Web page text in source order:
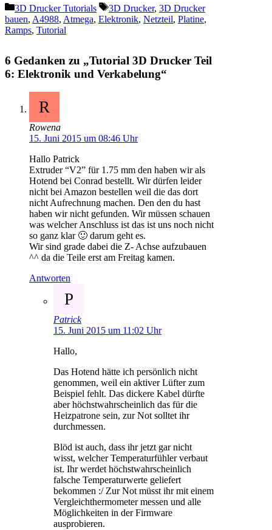
Kategorien
3D Drucker Tutorials Schlagwörter
3D Drucker, 3D Drucker
bauen, A4988, Atmega, Elektronik, Netzteil, Platine,
Ramps, Tutorial
6 Gedanken zu „Tutorial 3D Drucker Teil
6: Elektronik und Verkabelung“
R
Rowena
15. Juni 2015 um 08:46 Uhr
Hallo Patrick
Extruder “V2” für 1.75 mm den haben wir als
Hotend bei Conrad bestellt. Wir dürfen leider
nicht bei Amazon bestellen weil die das dort
nicht Aufrechnung machen. Den den du hast
haben wir nicht gefunden. Wir müssen schauen
was welcher Anschluss ist das ist uns noch nicht
so ganz klar 🙂 darum geht es.
Wir sind grade dabei die Z- Achse aufzubauen
^^ da die Teile erst am Freitag kamen.
Antworten
P
Patrick
15. Juni 2015 um 11:02 Uhr
Hallo,
Das Hotend hätte ich persönlich nicht
genommen, weil ein aktiver Lüfter zum
Beispiel fehlt. Das dickere Kabel dürfte
aber höchstwahrscheinlich das für die
Heizpatrone sein, zur Not solltet ihr
durchmessen.
Blöd ist auch, dass ihr jetzt gar nicht
wisst, welcher Temperaturfühler verbaut
ist. Ihr werdet höchstwahrscheinlich
falsche Temperaturwerte geliefert
bekommen :/ Zur Not müsst ihr mit einem
Vergleichthermometer messen und alle
Möglichkeiten in der Firmware
ausprobieren.